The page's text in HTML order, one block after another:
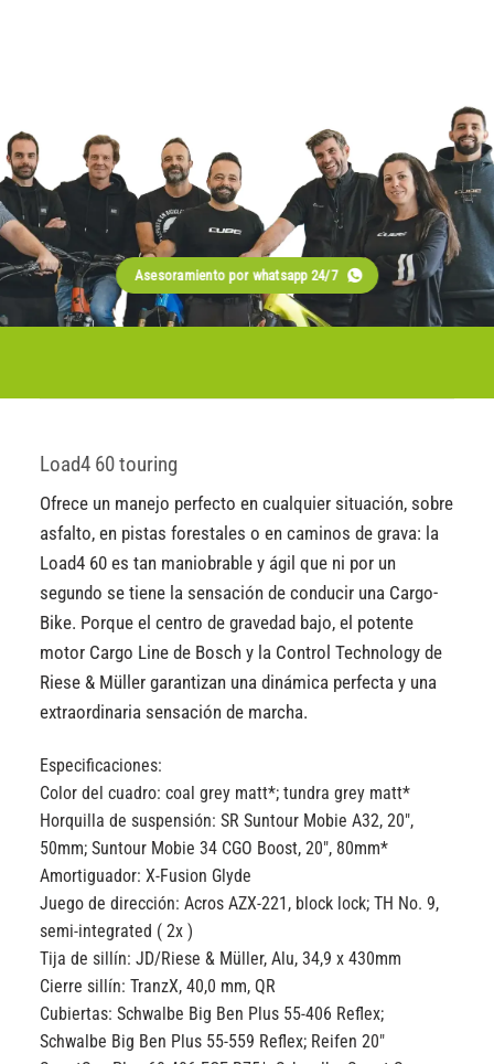
Asesoramiento por whatsapp 24/7
Load4 60 touring
Ofrece un manejo perfecto en cualquier situación, sobre
asfalto, en pistas forestales o en caminos de grava: la
Load4 60 es tan maniobrable y ágil que ni por un
segundo se tiene la sensación de conducir una Cargo-
Bike. Porque el centro de gravedad bajo, el potente
motor Cargo Line de Bosch y la Control Technology de
Riese & Müller garantizan una dinámica perfecta y una
extraordinaria sensación de marcha.
Especificaciones:
Color del cuadro:coal grey matt*; tundra grey matt*
Horquilla de suspensión:SR Suntour Mobie A32, 20″,
50mm; Suntour Mobie 34 CGO Boost, 20″, 80mm*
Amortiguador:X-Fusion Glyde
Juego de dirección:Acros AZX-221, block lock; TH No. 9,
semi-integrated ( 2x )
Tija de sillín:JD/Riese & Müller, Alu, 34,9 x 430mm
Cierre sillín:TranzX, 40,0 mm, QR
Cubiertas:Schwalbe Big Ben Plus 55-406 Reflex;
Schwalbe Big Ben Plus 55-559 Reflex; Reifen 20″